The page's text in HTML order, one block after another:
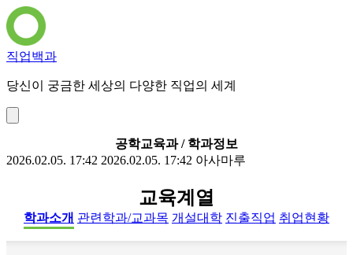
직업백과
당신이 궁금한 세상의 다양한 직업의 세계
공학교육과 / 학과정보
2026.02.05. 17:42 2026.02.05. 17:42 아사마루
교육계열
학과소개 관련학과/교과목 개설대학 진출직업 취업현황